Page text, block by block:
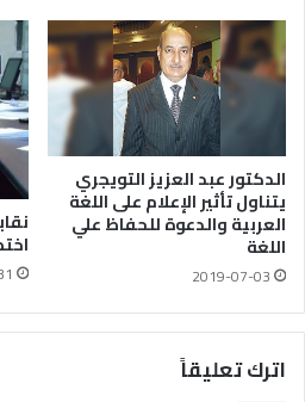
الدكتور عبد العزيز التويجري
يتناول تأثير الإعلام على اللغة
العربية والدعوة للحفاظ علي
اللغة
2019-07-03
اترك تعليقاً